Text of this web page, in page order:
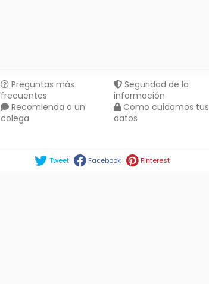
Preguntas más
frecuentes
Recomienda a un
colega
Seguridad de la
información
Como cuidamos tus
datos
Tweet Facebook Pinterest